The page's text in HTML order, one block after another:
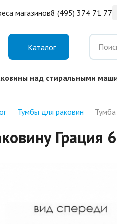
магазинов8 (495) 374 71 77
Каталог
над стиральными
Тумбы для раковин
Грация